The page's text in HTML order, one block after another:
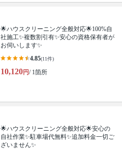
🌟ハウスクリーニング全般対応🌟100%自
社施工✨複数割引有✨安心の資格保有者が
お伺いします✨
4.85(11件)
10,120円/ 1箇所
🌟ハウスクリーニング全般対応🌟安心の
自社作業✨️駐車場代無料✨️追加料金一切ご
ざいません✨